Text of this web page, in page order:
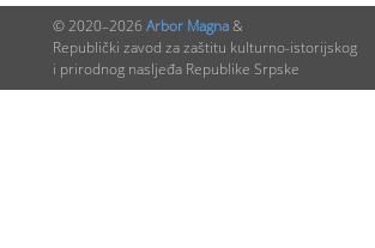
© 2020–2026 Arbor Magna&
Republički zavod za zaštitu kulturno-istorijskog
i prirodnog nasljeđa Republike Srpske